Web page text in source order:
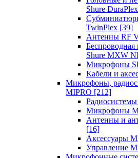
Shure DuraPlex
TwinPlex [39]
Антенны RF
Shure MXW
Микрофоны
Кабели и
Микрофоны,
MIPRO [212]
Микрофоны
Антенны и
[16]
Аксессуары
Управление